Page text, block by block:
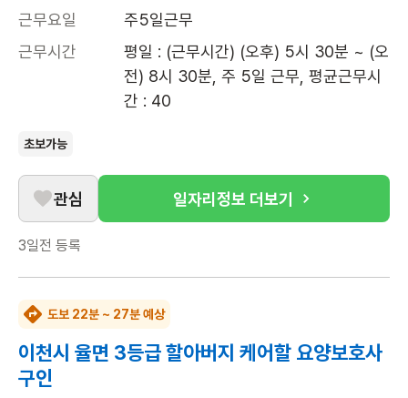
근무요일
주5일근무
근무시간
평일 : (근무시간) (오후) 5시 30분 ~ (오
전) 8시 30분, 주 5일 근무, 평균근무시
간 : 40
초보가능
관심 일자리정보 더보기
3일전 등록
도보 22분 ~ 27분 예상
이천시 율면 3등급 할아버지 케어할 요양보호사
구인